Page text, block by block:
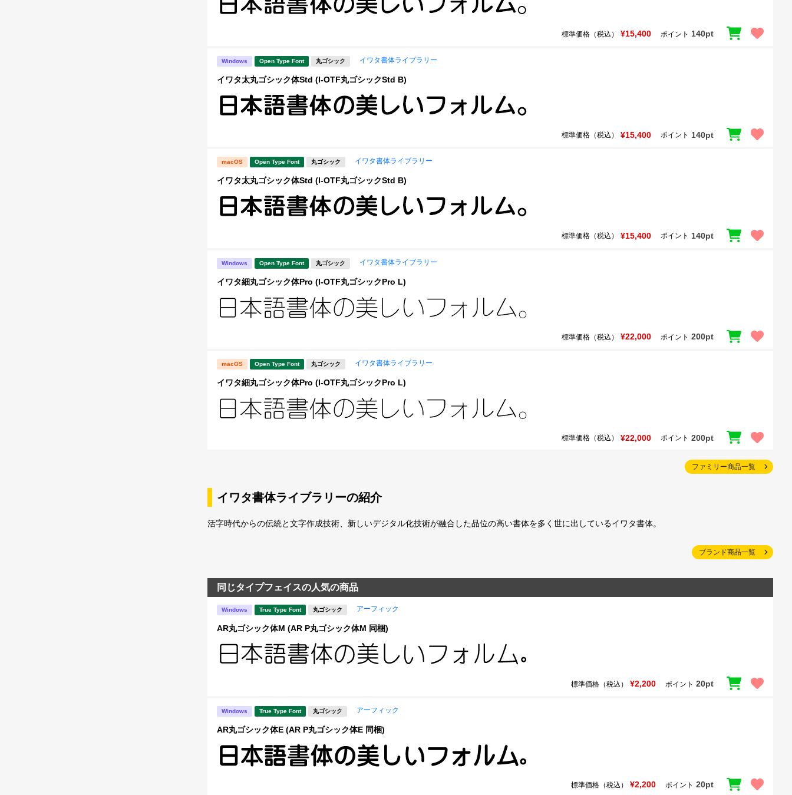
標準価格（税込） ¥15,400 ポイント 140pt
Windows Open Type Font 丸ゴシック イワタ書体ライブラリー
イワタ太丸ゴシック体Std (I-OTF丸ゴシックStd B)
標準価格（税込） ¥15,400 ポイント 140pt
macOS Open Type Font 丸ゴシック イワタ書体ライブラリー
イワタ太丸ゴシック体Std (I-OTF丸ゴシックStd B)
標準価格（税込） ¥15,400 ポイント 140pt
Windows Open Type Font 丸ゴシック イワタ書体ライブラリー
イワタ細丸ゴシック体Pro (I-OTF丸ゴシックPro L)
標準価格（税込） ¥22,000 ポイント 200pt
macOS Open Type Font 丸ゴシック イワタ書体ライブラリー
イワタ細丸ゴシック体Pro (I-OTF丸ゴシックPro L)
標準価格（税込） ¥22,000 ポイント 200pt
ファミリー商品一覧
イワタ書体ライブラリーの紹介
活字時代からの伝統と文字作成技術、新しいデジタル化技術が融合した品位の高い書体を多く世に出しているイワタ書体。
ブランド商品一覧
同じタイプフェイスの人気の商品
Windows True Type Font 丸ゴシック アーフィック
AR丸ゴシック体M (AR P丸ゴシック体M 同梱)
標準価格（税込） ¥2,200 ポイント 20pt
Windows True Type Font 丸ゴシック アーフィック
AR丸ゴシック体E (AR P丸ゴシック体E 同梱)
標準価格（税込） ¥2,200 ポイント 20pt